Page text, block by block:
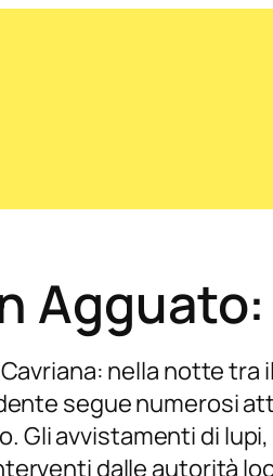
nella notte tra
segue numerosi
Gli avvistamenti di
dalle autorità